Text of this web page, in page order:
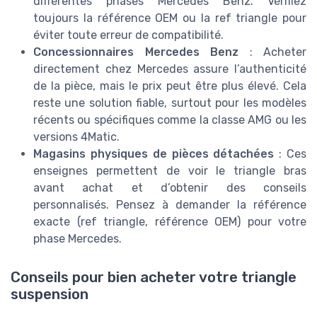
toujours la référence OEM ou la ref triangle pour
éviter toute erreur de compatibilité.
Concessionnaires Mercedes Benz : Acheter
directement chez Mercedes assure l’authenticité
de la pièce, mais le prix peut être plus élevé. Cela
reste une solution fiable, surtout pour les modèles
récents ou spécifiques comme la classe AMG ou les
versions 4Matic.
Magasins physiques de pièces détachées : Ces
enseignes permettent de voir le triangle bras
avant achat et d’obtenir des conseils
personnalisés. Pensez à demander la référence
exacte (ref triangle, référence OEM) pour votre
phase Mercedes.
Conseils pour bien acheter votre triangle
suspension